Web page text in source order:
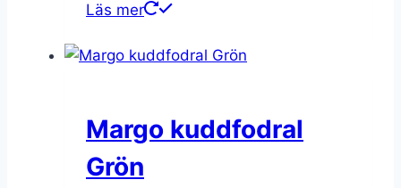
Läs mer
Margo kuddfodral
Grön